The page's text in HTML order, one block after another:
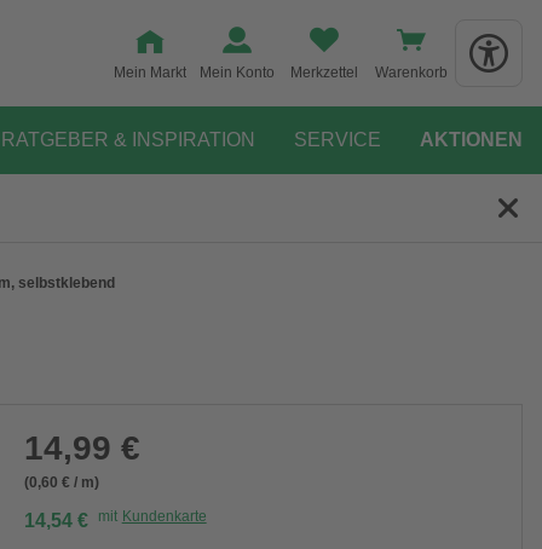
Mein Markt Mein Konto Merkzettel Warenkorb
RATGEBER & INSPIRATION SERVICE AKTIONEN
selbstklebend
14,99 €
(0,60 € / m)
14,54 € mit Kundenkarte